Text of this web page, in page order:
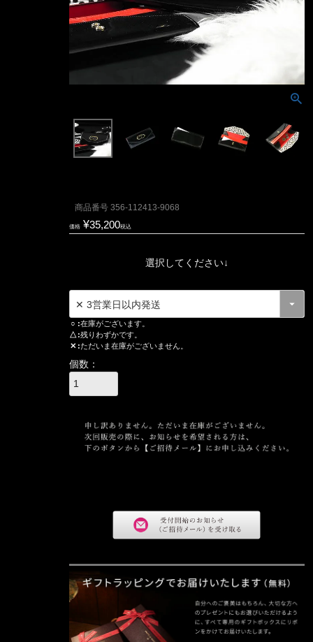
商品番号 356-112413-9068
価格 ¥35,200税込
選択してください↓
○
在庫がございます。
△ 残りわずかです。
✕ ただいま在庫がございません。